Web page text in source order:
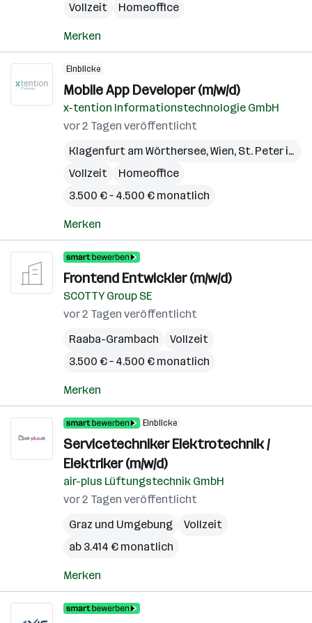
Vollzeit
Homeoffice
Merken
Einblicke
Mobile App Developer (m/w/d)
x-tention Informationstechnologie GmbH
vor 2 Tagen veröffentlicht
Klagenfurt am Wörthersee,Wien, St. Peter in der Au
Vollzeit
Homeoffice
3.500 € – 4.500 € monatlich
Merken
Frontend Entwickler (m/w/d)
SCOTTY Group SE
vor 2 Tagen veröffentlicht
Raaba-Grambach
Vollzeit
3.500 € – 4.500 € monatlich
Merken
Einblicke
Servicetechniker Elektrotechnik /
Elektriker (m/w/d)
air-plus Lüftungstechnik GmbH
vor 2 Tagen veröffentlicht
Graz und Umgebung
Vollzeit
ab 3.414 € monatlich
Merken